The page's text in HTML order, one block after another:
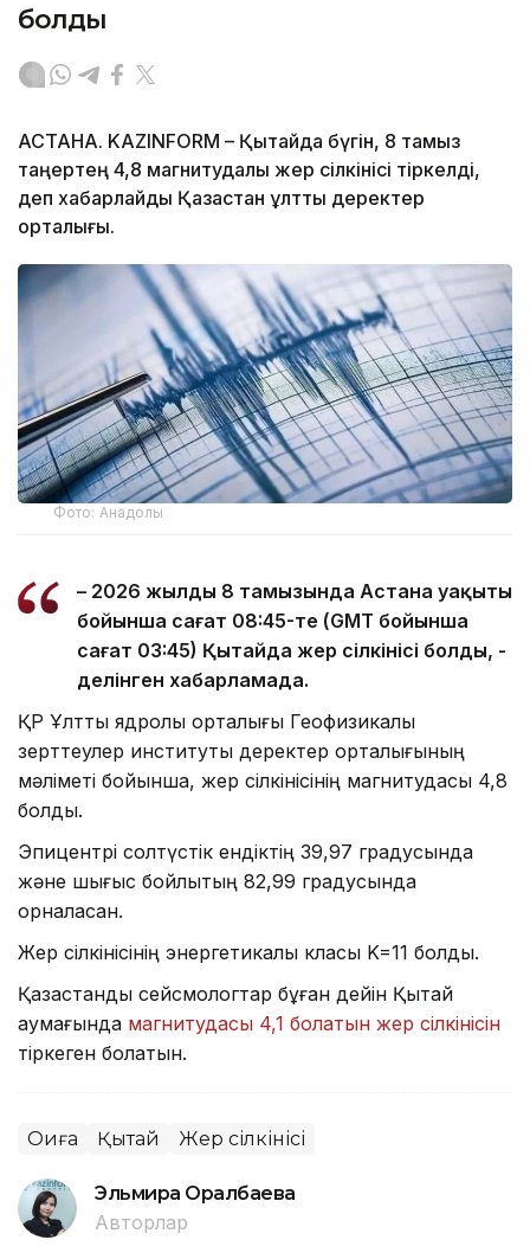
болды
АСТАНА. KAZINFORM – Қытайда бүгін, 8 тамыз
таңертең 4,8 магнитудалы жер сілкінісі тіркелді,
деп хабарлайды Қазақстан ұлттық деректер
орталығы.
Фото: Анадолы
– 2026 жылдың 8 тамызында Астана уақыты
бойынша сағат 08:45-те (GMT бойынша
сағат 03:45) Қытайда жер сілкінісі болды, -
делінген хабарламада.
ҚР Ұлттық ядролық орталығы Геофизикалық
зерттеулер институты деректер орталығының
мәліметі бойынша, жер сілкінісінің магнитудасы 4,8
болды.
Эпицентрі солтүстік ендіктің 39,97 градусында
және шығыс бойлықтың 82,99 градусында
орналасқан.
Жер сілкінісінің энергетикалық класы K=11 болды.
Қазақстандық сейсмологтар бұған дейін Қытай
аумағында магнитудасы 4,1 болатын жер сілкінісін
тіркеген болатын.
Оқиға Қытай Жер сілкінісі
Эльмира Оралбаева
Авторлар